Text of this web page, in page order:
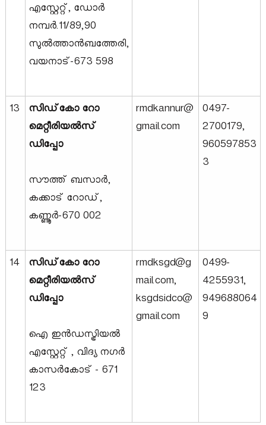
എസ്റ്റേറ്റ്, ഡോർ
നമ്പർ.11/89,90
സുൽത്താൻബത്തേരി,
വയനാട്-673 598
13
സിഡ്‌കോ റോ
മെറ്റീരിയൽസ്
ഡിപ്പോ
സൗത്ത് ബസാർ,
കക്കാട് റോഡ്,
കണ്ണൂർ-670 002
rmdkannur@
gmail.com
0497-
2700179,
960597853
3
14
സിഡ്‌കോ റോ
മെറ്റീരിയൽസ്
ഡിപ്പോ
ഐ ഇൻഡസ്ട്രിയൽ
എസ്റ്റേറ്റ് , വിദ്യ നഗർ
കാസർകോട് - 671
123
rmdksgd@g
mail.com,
ksgdsidco@
gmail.com
0499-
4255931,
949688064
9